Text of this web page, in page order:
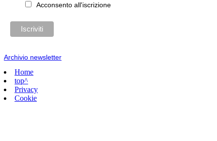
Acconsento all'iscrizione
Archivio newsletter
Home
top^
Privacy
Cookie